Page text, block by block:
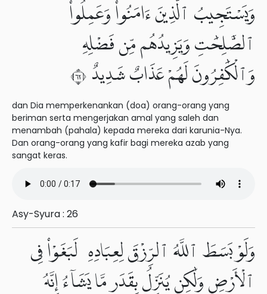
وَيَسْتَجِيبُ ٱلَّذِينَ ءَامَنُوا۟ وَعَمِلُوا۟
ٱلصَّٰلِحَٰتِ وَيَزِيدُهُم مِّن فَضْلِهِۦ
وَٱلْكَٰفِرُونَ لَهُمْ عَذَابٌ شَدِيدٌ ٢٦
dan Dia memperkenankan (doa) orang-orang yang
beriman serta mengerjakan amal yang saleh dan
menambah (pahala) kepada mereka dari karunia-Nya.
Dan orang-orang yang kafir bagi mereka azab yang
sangat keras.
Asy-Syura : 26
وَلَوْ بَسَطَ ٱللَّهُ ٱلرِّزْقَ لِعِبَادِهِۦ لَبَغَوْا۟ فِى
ٱلْأَرْضِ وَلَٰكِن يُنَزِّلُ بِقَدَرٍ مَّا يَشَآءُ إِنَّهُۥ